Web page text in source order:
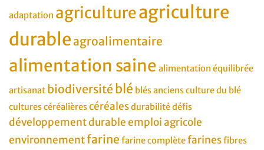
adaptation agricultureagriculture
durable agroalimentaire
alimentation saine alimentation équilibrée
artisanat biodiversité blé blés anciensculture du blé
cultures céréalièrescéréalesdurabilitédéfis
développement durableemploi agricole
environnementfarine farine complètefarinesfibres